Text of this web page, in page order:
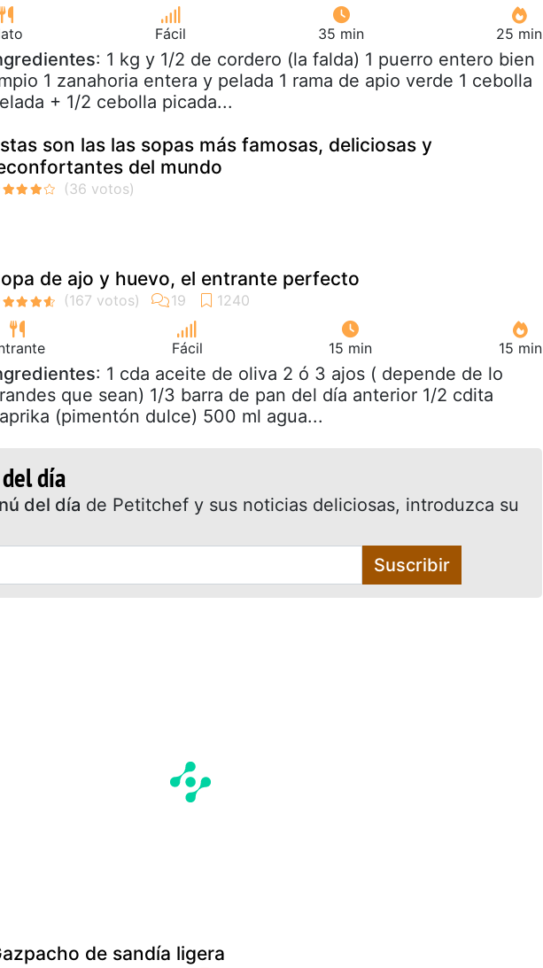
Fácil 35 min 25 min
: 1 kg y 1/2 de cordero (la falda) 1 puerro entero bien
1 zanahoria entera y pelada 1 rama de apio verde 1 cebolla
+ 1/2 cebolla picada...
son las las sopas más famosas, deliciosas y
del mundo
de ajo y huevo, el entrante perfecto
Fácil 15 min 15 min
: 1 cda aceite de oliva 2 ó 3 ajos ( depende de lo
que sean) 1/3 barra de pan del día anterior 1/2 cdita
(pimentón dulce) 500 ml agua...
día
del día de Petitchef y sus noticias deliciosas, introduzca su
Suscribir
de sandía ligera